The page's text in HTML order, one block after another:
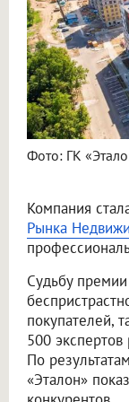
Фото: ГК
Компания
Рынка
Судьбу
покупателей,
500
По
«Эталон»